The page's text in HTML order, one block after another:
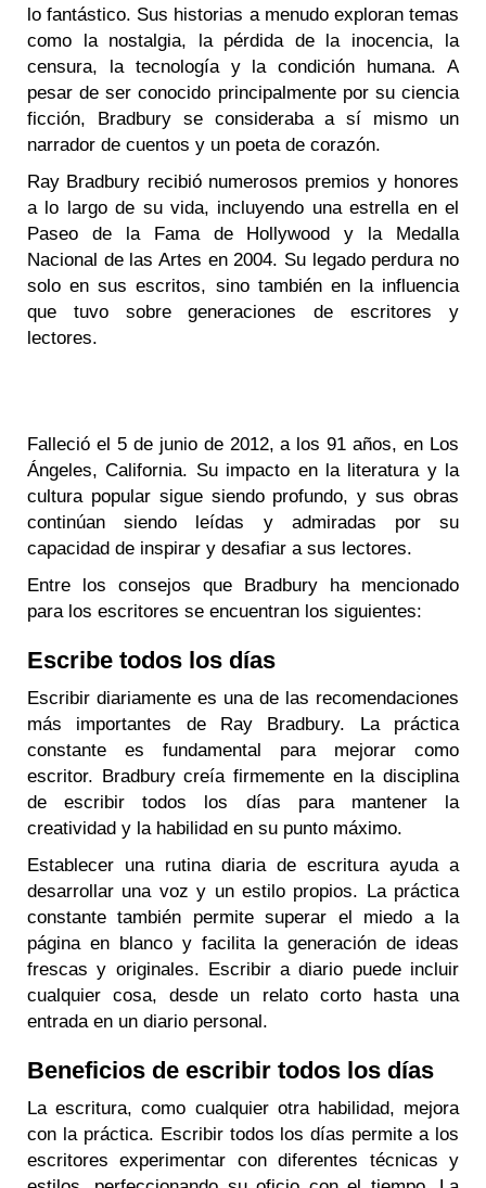
lo fantástico. Sus historias a menudo exploran temas
como la nostalgia, la pérdida de la inocencia, la
censura, la tecnología y la condición humana. A
pesar de ser conocido principalmente por su ciencia
ficción, Bradbury se consideraba a sí mismo un
narrador de cuentos y un poeta de corazón.
Ray Bradbury recibió numerosos premios y honores
a lo largo de su vida, incluyendo una estrella en el
Paseo de la Fama de Hollywood y la Medalla
Nacional de las Artes en 2004. Su legado perdura no
solo en sus escritos, sino también en la influencia
que tuvo sobre generaciones de escritores y
lectores.
Falleció el 5 de junio de 2012, a los 91 años, en Los
Ángeles, California. Su impacto en la literatura y la
cultura popular sigue siendo profundo, y sus obras
continúan siendo leídas y admiradas por su
capacidad de inspirar y desafiar a sus lectores.
Entre los consejos que Bradbury ha mencionado
para los escritores se encuentran los siguientes:
Escribe todos los días
Escribir diariamente es una de las recomendaciones
más importantes de Ray Bradbury. La práctica
constante es fundamental para mejorar como
escritor. Bradbury creía firmemente en la disciplina
de escribir todos los días para mantener la
creatividad y la habilidad en su punto máximo.
Establecer una rutina diaria de escritura ayuda a
desarrollar una voz y un estilo propios. La práctica
constante también permite superar el miedo a la
página en blanco y facilita la generación de ideas
frescas y originales. Escribir a diario puede incluir
cualquier cosa, desde un relato corto hasta una
entrada en un diario personal.
Beneficios de escribir todos los días
La escritura, como cualquier otra habilidad, mejora
con la práctica. Escribir todos los días permite a los
escritores experimentar con diferentes técnicas y